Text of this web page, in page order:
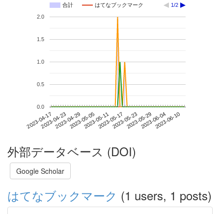
合計 はてなブックマーク 1/2
2023-04-172023-04-232023-04-292023-05-052023-05-112023-05-172023-05-232023-05-292023-06-042023-06-10
0.0
0.5
1.0
1.5
2.0
外部データベース (DOI)
Google Scholar
はてなブックマーク (1 users, 1 posts)